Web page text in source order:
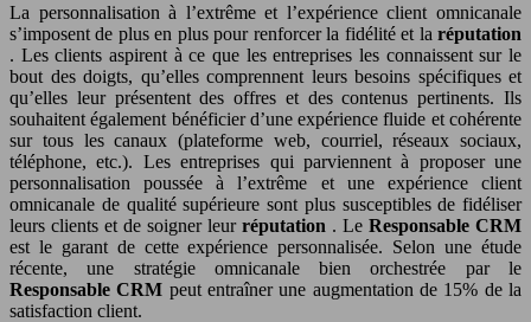
La personnalisation à l’extrême et l’expérience client omnicanale
s’imposent de plus en plus pour renforcer la fidélité et la réputation
. Les clients aspirent à ce que les entreprises les connaissent sur le
bout des doigts, qu’elles comprennent leurs besoins spécifiques et
qu’elles leur présentent des offres et des contenus pertinents. Ils
souhaitent également bénéficier d’une expérience fluide et cohérente
sur tous les canaux (plateforme web, courriel, réseaux sociaux,
téléphone, etc.). Les entreprises qui parviennent à proposer une
personnalisation poussée à l’extrême et une expérience client
omnicanale de qualité supérieure sont plus susceptibles de fidéliser
leurs clients et de soigner leur réputation . Le Responsable CRM
est le garant de cette expérience personnalisée. Selon une étude
récente, une stratégie omnicanale bien orchestrée par le
Responsable CRM peut entraîner une augmentation de 15% de la
satisfaction client.